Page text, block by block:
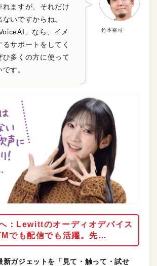
竹本裕司
れますが、それだけ
いですからね。
」なら、イメ
サポートをしてく
ひ多くの方に使って
す。
：Lewittのオーディオデバイス
でも配信でも活躍。先…
新ガジェットを「見て・触って・試せ